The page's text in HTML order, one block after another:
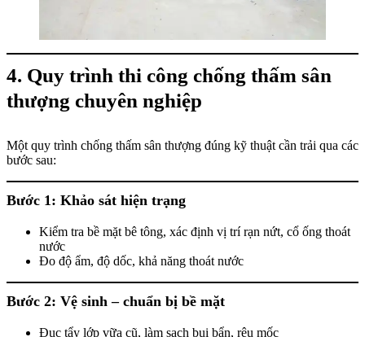
4. Quy trình thi công chống thấm sân
thượng chuyên nghiệp
Một quy trình chống thấm sân thượng đúng kỹ thuật cần trải qua các
bước sau:
Bước 1: Khảo sát hiện trạng
Kiểm tra bề mặt bê tông, xác định vị trí rạn nứt, cổ ống thoát
nước
Đo độ ẩm, độ dốc, khả năng thoát nước
Bước 2: Vệ sinh – chuẩn bị bề mặt
Đục tẩy lớp vữa cũ, làm sạch bụi bẩn, rêu mốc